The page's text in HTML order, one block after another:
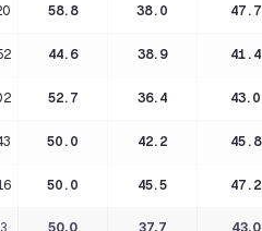
58.8 38.0 47.7
44.6 38.9 41.4
52.7 36.4 43.0
50.0 42.2 45.8
50.0 45.5 47.2
50.0 37.7 43.0